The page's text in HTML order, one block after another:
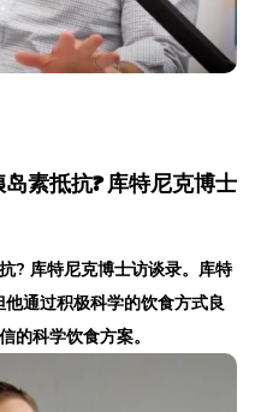
素抵抗? 库特尼克博士
? 库特尼克博士访谈录。库特
通过积极科学的饮食方式良
的科学饮食方案。